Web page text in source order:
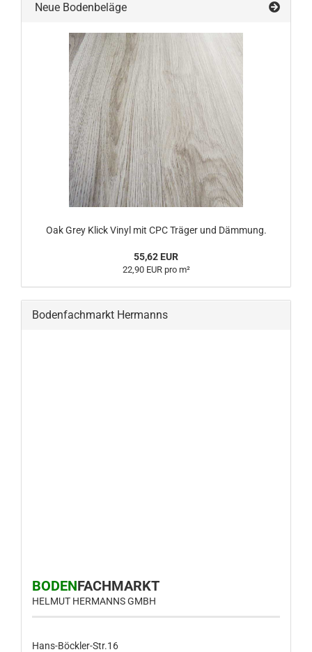
Neue Bodenbeläge
Oak Grey Klick Vinyl mit CPC Träger und Dämmung.
55,62 EUR
22,90 EUR pro m²
Bodenfachmarkt Hermanns
BODENFACHMARKT
HELMUT HERMANNS GMBH
Hans-Böckler-Str.16